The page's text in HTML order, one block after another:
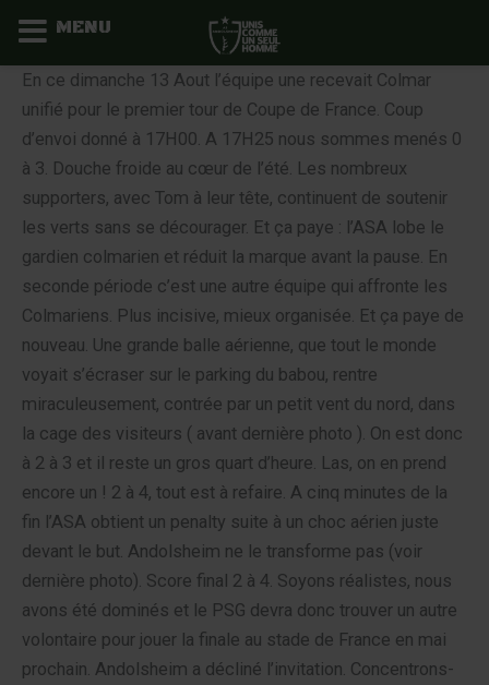
Aller
contenu
En ce dimanche 13 Aout l’équipe une recevait Colmar
unifié pour le premier tour de Coupe de France. Coup
d’envoi donné à 17H00. A 17H25 nous sommes menés 0
à 3. Douche froide au cœur de l’été. Les nombreux
supporters, avec Tom à leur tête, continuent de soutenir
les verts sans se décourager. Et ça paye : l’ASA lobe le
gardien colmarien et réduit la marque avant la pause. En
seconde période c’est une autre équipe qui affronte les
Colmariens. Plus incisive, mieux organisée. Et ça paye de
nouveau. Une grande balle aérienne, que tout le monde
voyait s’écraser sur le parking du babou, rentre
miraculeusement, contrée par un petit vent du nord, dans
la cage des visiteurs ( avant dernière photo ). On est donc
à 2 à 3 et il reste un gros quart d’heure. Las, on en prend
encore un ! 2 à 4, tout est à refaire. A cinq minutes de la
fin l’ASA obtient un penalty suite à un choc aérien juste
devant le but. Andolsheim ne le transforme pas (voir
dernière photo). Score final 2 à 4. Soyons réalistes, nous
avons été dominés et le PSG devra donc trouver un autre
volontaire pour jouer la finale au stade de France en mai
prochain. Andolsheim a décliné l’invitation. Concentrons-
MENU